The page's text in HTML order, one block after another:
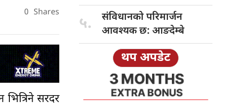
0 Shares
सरदर
५.
संविधानको परिमार्जन
आवश्यक छ: आङदेम्बे
थप अपडेट